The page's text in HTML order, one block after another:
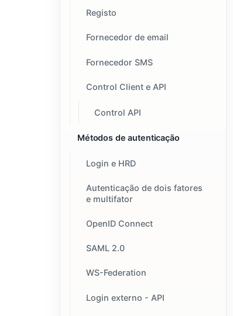
Registo
Fornecedor de email
Fornecedor SMS
Control Client e API
Control API
Métodos de autenticação
Login e HRD
Autenticação de dois fatores
e multifator
OpenID Connect
SAML 2.0
WS-Federation
Login externo - API